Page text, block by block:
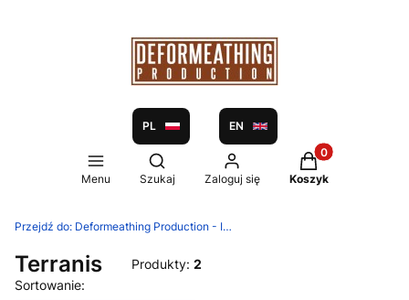
PL EN
Menu
Otwórz wyszukiwarkę
Szukaj Zaloguj się
Produkty w
Koszyk
Przejdź do: Deformeathing Production - Independent label and distribution since 2005
Terranis Produkty: 2
Lista produktów
Sortowanie: